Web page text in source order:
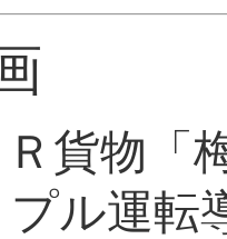
貨物「
ル運転